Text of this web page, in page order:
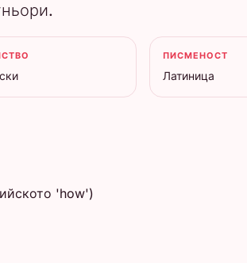
ПИСМЕНОСТ
Латиница
'how')